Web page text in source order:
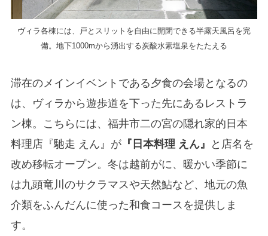
ヴィラ各棟には、戸とスリットを自由に開閉できる半露天風呂を完
備。地下1000mから湧出する炭酸水素塩泉をたたえる
滞在のメインイベントである夕食の会場となるの
は、ヴィラから遊歩道を下った先にあるレストラ
ン棟。こちらには、福井市二の宮の隠れ家的日本
料理店『馳走 えん』が『日本料理 えん』
と店名を
改め移転オープン。冬は越前がに、暖かい季節に
は九頭竜川のサクラマスや天然鮎など、地元の魚
介類をふんだんに使った和食コースを提供しま
す。